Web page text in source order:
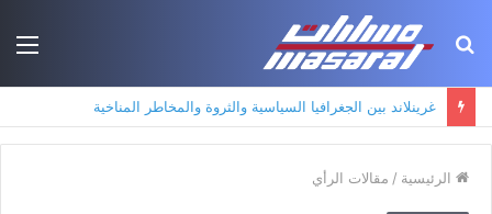
بحث
الرئيسية / مقالات الرأي